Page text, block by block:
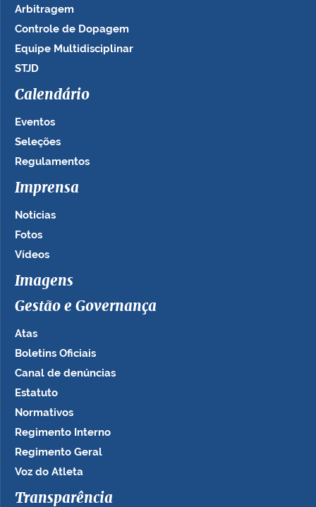
Arbitragem
Controle de Dopagem
Equipe Multidisciplinar
STJD
Calendário
Eventos
Seleções
Regulamentos
Imprensa
Notícias
Fotos
Vídeos
Imagens
Gestão e Governança
Atas
Boletins Oficiais
Canal de denúncias
Estatuto
Normativos
Regimento Interno
Regimento Geral
Voz do Atleta
Transparência